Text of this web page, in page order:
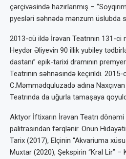
çərçivəsində hazırlanmış –
pyesləri səhnədə mənzum üslubda
2013-cü ildə İrəvan Teatrının 131-
Heydər Əliyevin 90 illik yubiley
dastanı” epik-tarixi dramının
Teatrının səhnəsində keçirildi.
C.Məmmədquluzadə adına
Teatrında da uğurla tamaşaya
Aktyor İftixarın İrəvan Teatrı
palitrasından fərqlənir. Onun
Tarix (2017), Elçinin “Akvariuma
Muxtar (2020), Şekspirin “Kral Lir” –